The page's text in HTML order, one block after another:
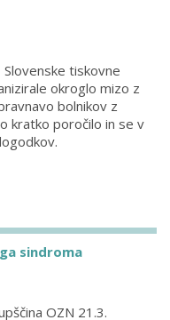
tiskovne
okroglo mizo z
bolnikov z
kratko poročilo in se v
sindroma
OZN 21.3.